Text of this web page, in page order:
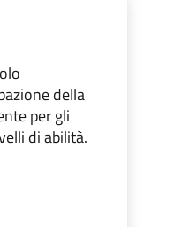
della
per gli
di abilità.